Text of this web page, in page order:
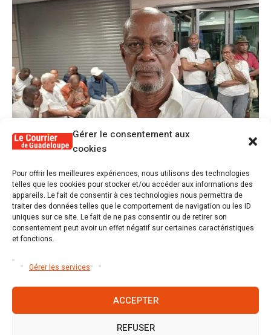
Gérer le consentement aux
cookies
Pour offrir les meilleures expériences, nous utilisons des technologies
telles que les cookies pour stocker et/ou accéder aux informations des
appareils. Le fait de consentir à ces technologies nous permettra de
traiter des données telles que le comportement de navigation ou les ID
uniques sur ce site. Le fait de ne pas consentir ou de retirer son
consentement peut avoir un effet négatif sur certaines caractéristiques
et fonctions.
Gérer les services
ACCEPTER
REFUSER
1 Alex Lollia : « Cédric Cornet développait
une forme de populisme qui aurait pu se
transformer en macoutisme »
2